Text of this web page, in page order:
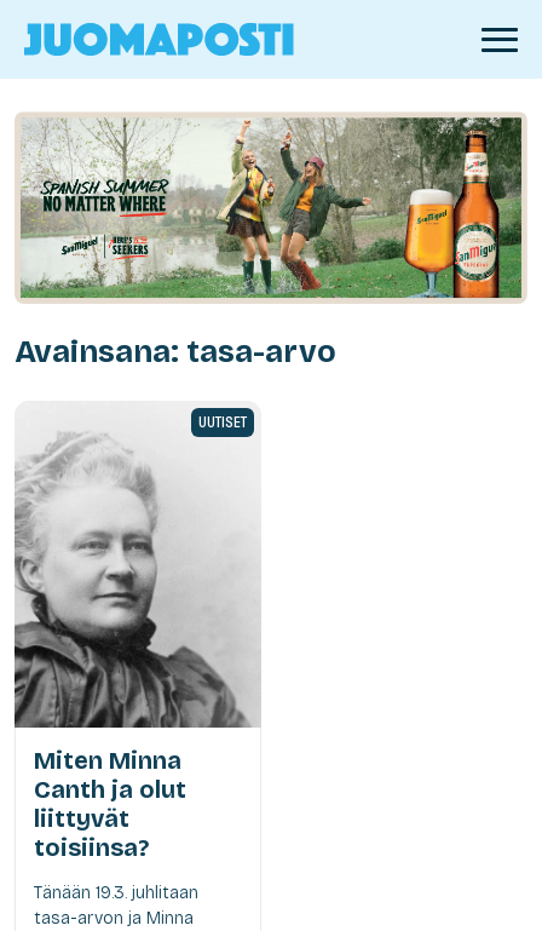
Avainsana: tasa-arvo
UUTISET
Miten Minna
Canth ja olut
liittyvät
toisiinsa?
Tänään 19.3. juhlitaan
tasa-arvon ja Minna